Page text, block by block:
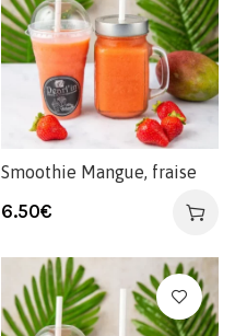
Smoothie Mangue, fraise
6.50€